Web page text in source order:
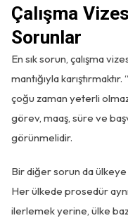
Çalışma
Sorunlar
En sık sorun, çalışma
mantığıyla
çoğu zaman yeterli
görev, maaş, süre ve
görünmelidir.
Bir diğer sorun da
Her ülkede prosedür
ilerlemek yerine, ülke